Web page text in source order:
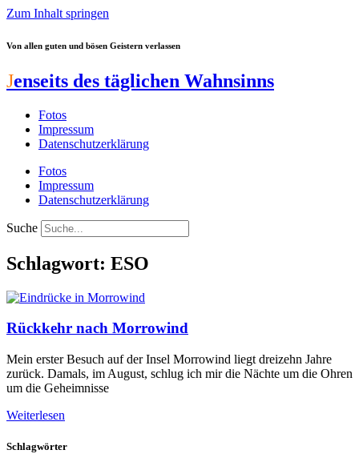
Zum Inhalt springen
Von allen guten und bösen Geistern verlassen
Jenseits des täglichen Wahnsinns
Fotos
Impressum
Datenschutzerklärung
Fotos
Impressum
Datenschutzerklärung
Suche
Schlagwort: ESO
Rückkehr nach Morrowind
Mein erster Besuch auf der Insel Morrowind liegt dreizehn Jahre
zurück. Damals, im August, schlug ich mir die Nächte um die Ohren
um die Geheimnisse
Weiterlesen
Schlagwörter